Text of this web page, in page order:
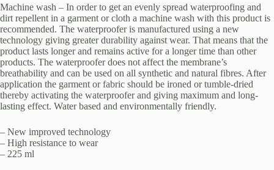
Machine wash – In order to get an evenly spread waterproofing and
dirt repellent in a garment or cloth a machine wash with this product is
recommended. The waterproofer is manufactured using a new
technology giving greater durability against wear. That means that the
product lasts longer and remains active for a longer time than other
products. The waterproofer does not affect the membrane’s
breathability and can be used on all synthetic and natural fibres. After
application the garment or fabric should be ironed or tumble-dried
thereby activating the waterproofer and giving maximum and long-
lasting effect. Water based and environmentally friendly.
– New improved technology
– High resistance to wear
– 225 ml